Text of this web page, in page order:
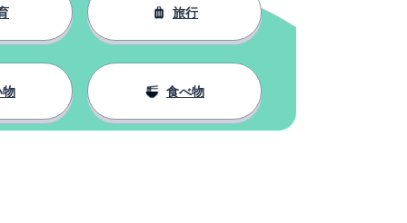
旅行
物 食べ物